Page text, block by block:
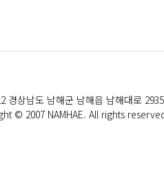
경상남도 남해군 남해읍 남해대로
© 2007 NAMHAE. All rights